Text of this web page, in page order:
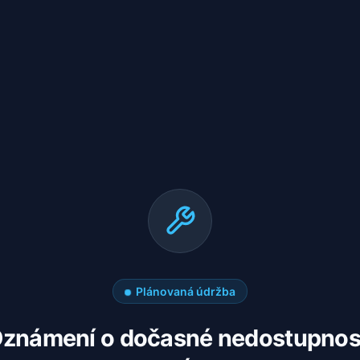
Plánovaná údržba
o dočasné